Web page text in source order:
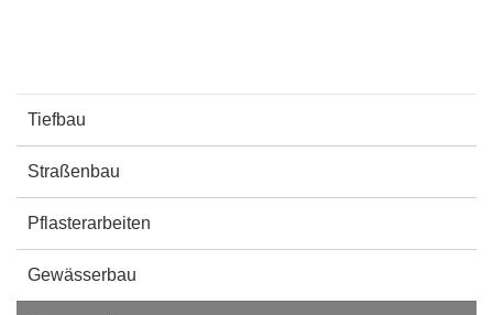
Tiefbau
Straßenbau
Pflasterarbeiten
Gewässerbau